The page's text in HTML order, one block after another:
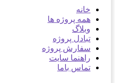
خانه
همه پروژه ها
وبلاگ
تبادل پروژه
سفارش پروژه
راهنما سایت
تماس باما